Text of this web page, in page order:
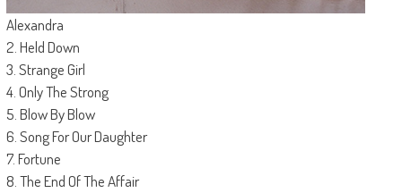
Alexandra
2. Held Down
3. Strange Girl
4. Only The Strong
5. Blow By Blow
6. Song For Our Daughter
7. Fortune
8. The End Of The Affair